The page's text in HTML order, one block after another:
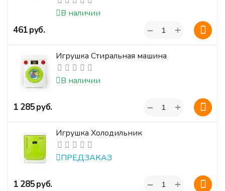
В наличии
‍461‍руб. +
−
Игрушка Стиральная машина
В наличии
‍1 285‍руб. +
−
Игрушка Холодильник
ПРЕДЗАКАЗ
‍1 285‍руб. +
−